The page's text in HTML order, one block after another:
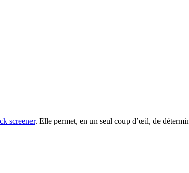
screener. Elle permet, en un seul coup d’œil, de